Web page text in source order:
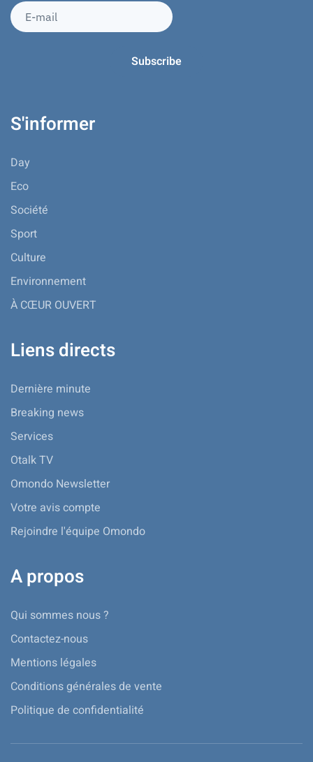
S'informer
Day
Eco
Société
Sport
Culture
Environnement
À CŒUR OUVERT
Liens directs
Dernière minute
Breaking news
Services
Otalk TV
Omondo Newsletter
Votre avis compte
Rejoindre l'équipe Omondo
A propos
Qui sommes nous ?
Contactez-nous
Mentions légales
Conditions générales de vente
Politique de confidentialité